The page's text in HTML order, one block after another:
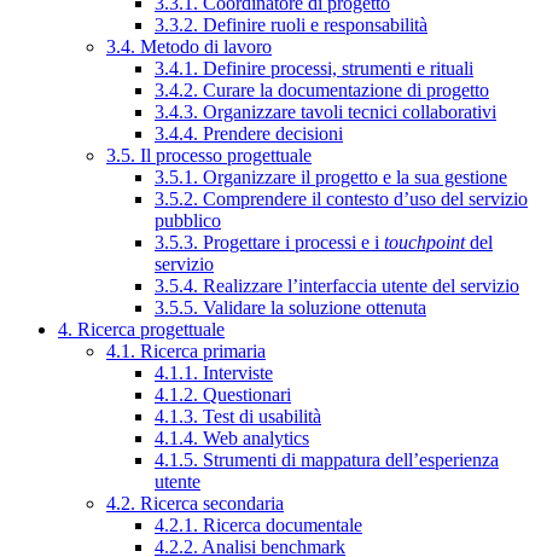
3.3.2. Definire ruoli e responsabilità
3.4. Metodo di lavoro
3.4.1. Definire processi, strumenti e rituali
3.4.2. Curare la documentazione di progetto
3.4.3. Organizzare tavoli tecnici collaborativi
3.4.4. Prendere decisioni
3.5. Il processo progettuale
3.5.1. Organizzare il progetto e la sua gestione
3.5.2. Comprendere il contesto d’uso del servizio
pubblico
3.5.3. Progettare i processi e i touchpointdel
servizio
3.5.4. Realizzare l’interfaccia utente del servizio
3.5.5. Validare la soluzione ottenuta
4. Ricerca progettuale
4.1. Ricerca primaria
4.1.1. Interviste
4.1.2. Questionari
4.1.3. Test di usabilità
4.1.4. Web analytics
4.1.5. Strumenti di mappatura dell’esperienza
utente
4.2. Ricerca secondaria
4.2.1. Ricerca documentale
4.2.2. Analisi benchmark